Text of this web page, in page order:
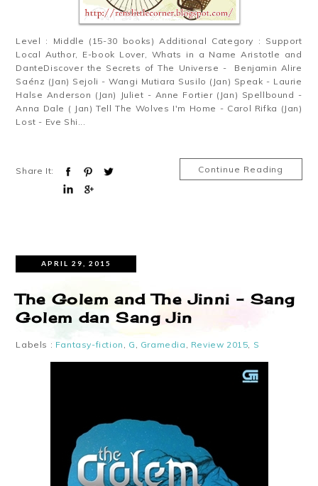
Level : Middle (15-30 books) Additional Category : Support
Local Author, E-book Lover, Whats in a Name Aristotle and
DanteDiscover the Secrets of The Universe - Benjamin Alire
Saénz (Jan) Sejoli - Wangi Mutiara Susilo (Jan) Speak - Laurie
Halse Anderson (Jan) Juliet - Anne Fortier (Jan) Spellbound -
Anna Dale ( Jan) Tell The Wolves I'm Home - Carol Rifka (Jan)
Lost - Eve Shi...
Share It: Continue Reading
APRIL 29, 2015
The Golem and The Jinni – Sang
Golem dan Sang Jin
Labels : Fantasy-fiction G Gramedia Review 2015 S